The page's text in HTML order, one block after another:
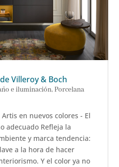
Villeroy & Boch
e iluminación,Porcelana
en nuevos colores - El
adecuado Refleja la
y marca tendencia:
a la hora de hacer
Y el color ya no